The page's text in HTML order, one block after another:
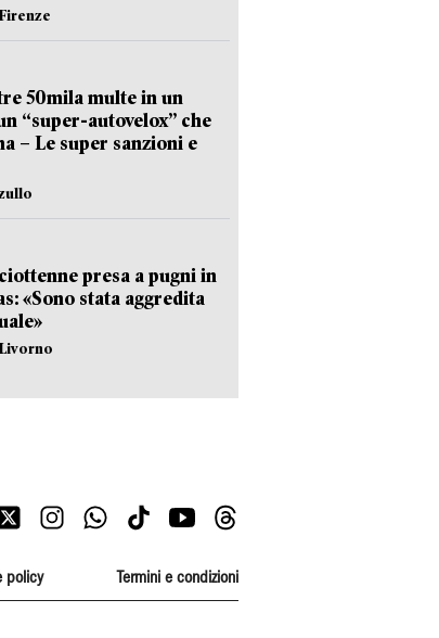
50mila multe in un
“super-autovelox” che
– Le super sanzioni e
presa a pugni in
«Sono stata aggredita
policy Termini e condizioni